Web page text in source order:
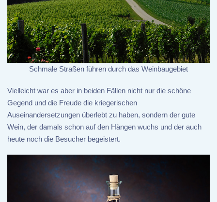
Schmale Straßen führen durch das Weinbaugebiet
Vielleicht war es aber in beiden Fällen nicht nur die schöne
Gegend und die Freude die kriegerischen
Auseinandersetzungen überlebt zu haben, sondern der gute
Wein, der damals schon auf den Hängen wuchs und der auch
heute noch die Besucher begeistert.